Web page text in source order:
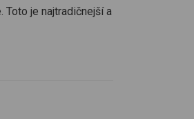
Toto je najtradičnejší a